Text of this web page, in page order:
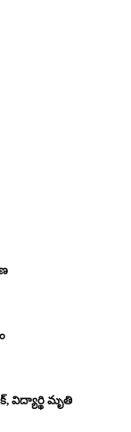
విద్యార్థి మృతి